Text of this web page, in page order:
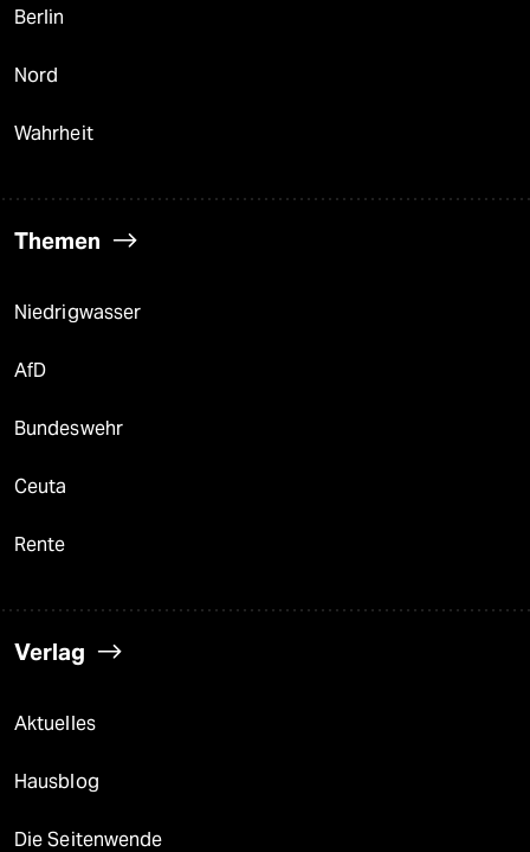
Berlin
Nord
Wahrheit
Themen
Niedrigwasser
AfD
Bundeswehr
Ceuta
Rente
Verlag
Aktuelles
Hausblog
Die Seitenwende